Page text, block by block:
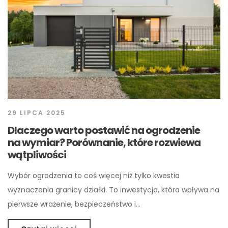
29 LIPCA 2025
Dlaczego warto postawić na ogrodzenie
na wymiar? Porównanie, które rozwiewa
wątpliwości
Wybór ogrodzenia to coś więcej niż tylko kwestia
wyznaczenia granicy działki. To inwestycja, która wpływa na
pierwsze wrażenie, bezpieczeństwo i…